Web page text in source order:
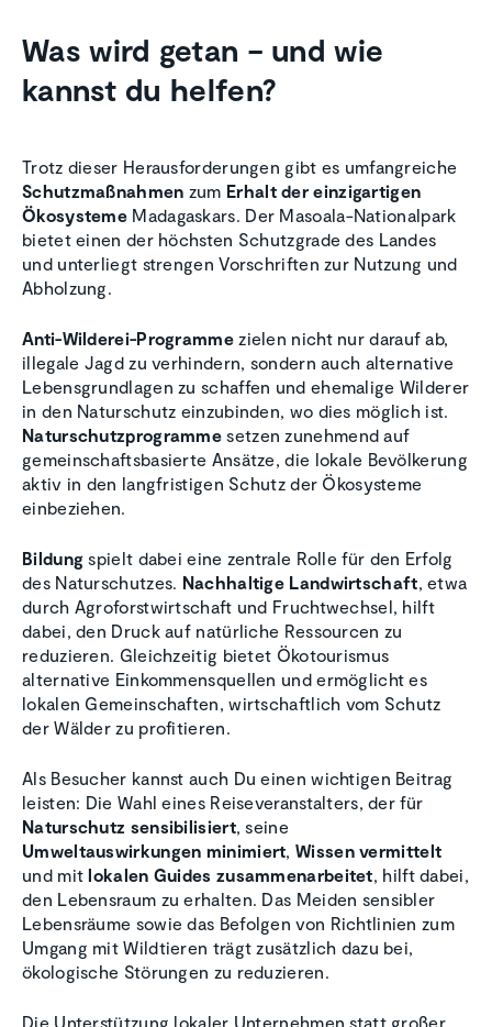
Was wird getan – und wie
kannst du helfen?
Trotz dieser Herausforderungen gibt es umfangreiche
Schutzmaßnahmen zum Erhalt der einzigartigen
Ökosysteme Madagaskars. Der Masoala-Nationalpark
bietet einen der höchsten Schutzgrade des Landes
und unterliegt strengen Vorschriften zur Nutzung und
Abholzung.
Anti-Wilderei-Programmezielen nicht nur darauf ab,
illegale Jagd zu verhindern, sondern auch alternative
Lebensgrundlagen zu schaffen und ehemalige Wilderer
in den Naturschutz einzubinden, wo dies möglich ist.
Naturschutzprogramme setzen zunehmend auf
gemeinschaftsbasierte Ansätze, die lokale Bevölkerung
aktiv in den langfristigen Schutz der Ökosysteme
einbeziehen.
Bildung spielt dabei eine zentrale Rolle für den Erfolg
des Naturschutzes. Nachhaltige Landwirtschaft, etwa
durch Agroforstwirtschaft und Fruchtwechsel, hilft
dabei, den Druck auf natürliche Ressourcen zu
reduzieren. Gleichzeitig bietet Ökotourismus
alternative Einkommensquellen und ermöglicht es
lokalen Gemeinschaften, wirtschaftlich vom Schutz
der Wälder zu profitieren.
Als Besucher kannst auch Du einen wichtigen Beitrag
leisten: Die Wahl eines Reiseveranstalters, der für
Naturschutz sensibilisiert, seine
Umweltauswirkungen minimiert,Wissen vermittelt
und mitlokalen Guides zusammenarbeitet, hilft dabei,
den Lebensraum zu erhalten. Das Meiden sensibler
Lebensräume sowie das Befolgen von Richtlinien zum
Umgang mit Wildtieren trägt zusätzlich dazu bei,
ökologische Störungen zu reduzieren.
Die Unterstützung lokaler Unternehmen statt großer